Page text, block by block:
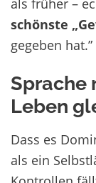
schönste
gegeben hat.”
Sprache
Leben
Dass es
als ein